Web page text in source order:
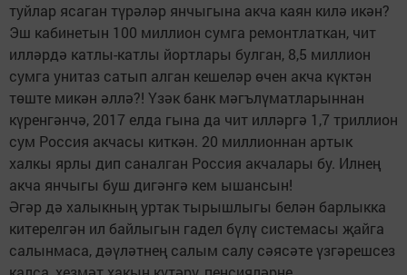
туйлар ясаган түрәләр янчыгына акча каян килә икән?
Эш кабинетын 100 миллион сумга ремонтлаткан, чит
илләрдә катлы-катлы йортлары булган, 8,5 миллион
сумга унитаз сатып алган кешеләр өчен акча күктән
төште микән әллә?! Үзәк банк мәгълүматларыннан
күренгәнчә, 2017 елда гына да чит илләргә 1,7 триллион
сум Россия акчасы киткән. 20 миллионнан артык
халкы ярлы дип саналган Россия акчалары бу. Илнең
акча янчыгы буш дигәнгә кем ышансын!
Әгәр дә халыкның уртак тырышлыгы белән барлыкка
китерелгән ил байлыгын гадел бүлү системасы җайга
салынмаса, дәүләтнең салым салу сәясәте үзгәрешсез